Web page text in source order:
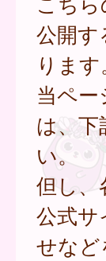
公開す
ります
当ペ
は、
い。
但し、
公式サ
せなど